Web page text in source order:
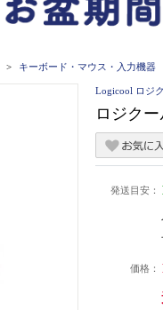
キーボード・マウス・入力機器
Logicool ロジ
ロジク
発送目安：
価格：